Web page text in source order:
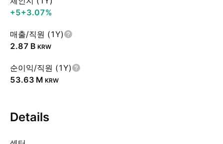
+5+3.07%
매출/직원 (1Y)
‪2.87 B‬ KRW
순이익/직원 (1Y)
‪53.63 M‬ KRW
Details